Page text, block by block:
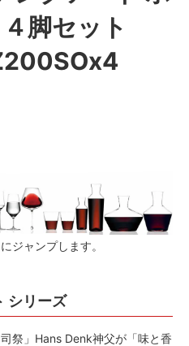
脚セット
ジャンプします。
シリーズ
祭」Hans Denk神父が「味と香